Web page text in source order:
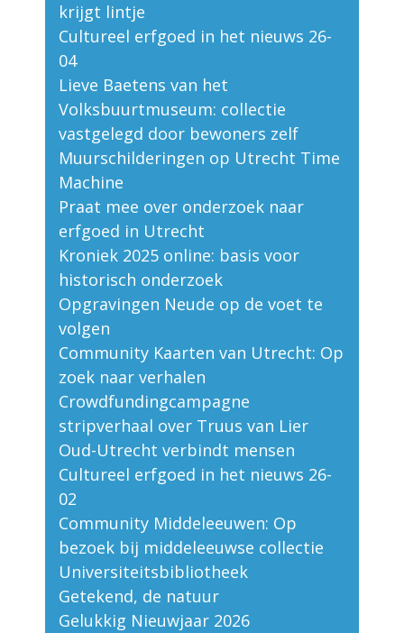
krijgt lintje
Cultureel erfgoed in het nieuws 26-
04
Lieve Baetens van het
Volksbuurtmuseum: collectie
vastgelegd door bewoners zelf
Muurschilderingen op Utrecht Time
Machine
Praat mee over onderzoek naar
erfgoed in Utrecht
Kroniek 2025 online: basis voor
historisch onderzoek
Opgravingen Neude op de voet te
volgen
Community Kaarten van Utrecht: Op
zoek naar verhalen
Crowdfundingcampagne
stripverhaal over Truus van Lier
Oud-Utrecht verbindt mensen
Cultureel erfgoed in het nieuws 26-
02
Community Middeleeuwen: Op
bezoek bij middeleeuwse collectie
Universiteitsbibliotheek
Getekend, de natuur
Gelukkig Nieuwjaar 2026